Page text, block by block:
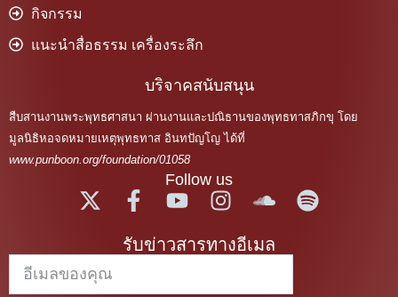
กิจกรรม
แนะนำสื่อธรรม เครื่องระลึก
บริจาคสนับสนุน
สืบสานงานพระพุทธศาสนา ผ่านงานและปณิธานของพุทธทาสภิกขุ โดย
มูลนิธิหอจดหมายเหตุพุทธทาส อินทปัญโญ ได้ที่
www.punboon.org/foundation/01058
Follow us
รับข่าวสารทางอีเมล